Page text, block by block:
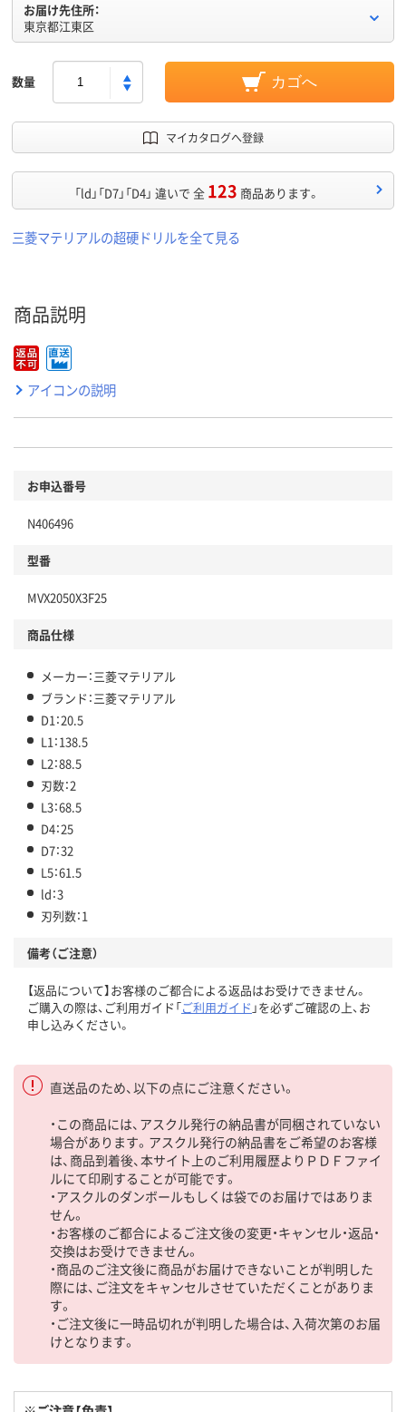
お届け先住所：
東京都江東区
数量 カゴへ
マイカタログへ登録
「ld」「D7」「D4」 違いで 全 123 商品あります。
三菱マテリアルの超硬ドリルを全て見る
商品説明
アイコンの説明
お申込番号
N406496
型番
MVX2050X3F25
商品仕様
メーカー：三菱マテリアル
ブランド：三菱マテリアル
D1：20.5
L1：138.5
L2：88.5
刃数：2
L3：68.5
D4：25
D7：32
L5：61.5
ld：3
刃列数：1
備考（ご注意）
【返品について】お客様のご都合による返品はお受けできません。
ご購入の際は、ご利用ガイド「ご利用ガイド 」を必ずご確認の上、お
申し込みください。
直送品のため、以下の点にご注意ください。
・この商品には、アスクル発行の納品書が同梱されていない
場合があります。アスクル発行の納品書をご希望のお客様
は、商品到着後、本サイト上のご利用履歴よりＰＤＦファイ
ルにて印刷することが可能です。
・アスクルのダンボールもしくは袋でのお届けではありま
せん。
・お客様のご都合によるご注文後の変更・キャンセル・返品・
交換はお受けできません。
・商品のご注文後に商品がお届けできないことが判明した
際には、ご注文をキャンセルさせていただくことがありま
す。
・ご注文後に一時品切れが判明した場合は、入荷次第のお届
けとなります。